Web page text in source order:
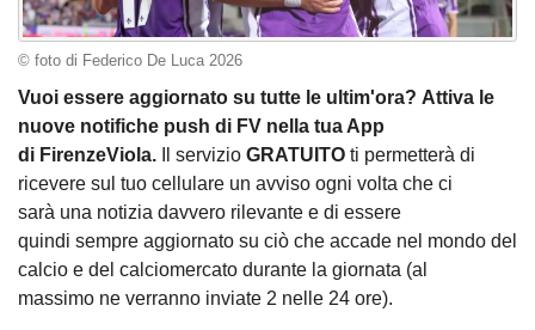
© foto di Federico De Luca 2026
Vuoi essere aggiornato su tutte le ultim'ora? Attiva le
nuove notifiche push di FV nella tua App
di FirenzeViola. Il servizio GRATUITO ti permetterà di
ricevere sul tuo cellulare un avviso ogni volta che ci
sarà una notizia davvero rilevante e di essere
quindi sempre aggiornato su ciò che accade nel mondo del
calcio e del calciomercato durante la giornata (al
massimo ne verranno inviate 2 nelle 24 ore).